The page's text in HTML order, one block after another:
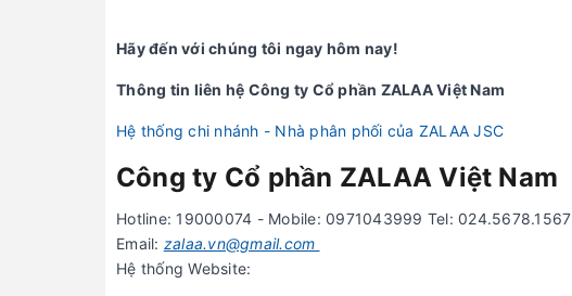
Hãy đến với chúng tôi ngay hôm nay!
Thông tin liên hệ Công ty Cổ phần ZALAA Việt Nam
Hệ thống chi nhánh - Nhà phân phối của ZALAA JSC
Công ty Cổ phần ZALAA Việt Nam
Hotline: 19000074 - Mobile: 0971043999 Tel: 024.5678.1567
Email: zalaa.vn@gmail.com
Hệ thống Website: